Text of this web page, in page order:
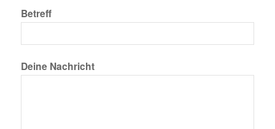
Betreff
Deine Nachricht